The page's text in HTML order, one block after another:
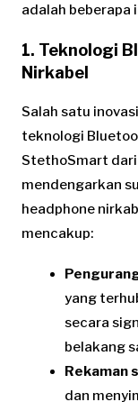
adalah beberapa
1. Teknologi
Nirkabel
Salah satu
teknologi
StethoSmart
mendengarkan
headphone
mencakup:
yang
secara
belakang
Rekaman
dan